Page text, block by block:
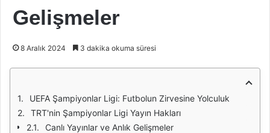
Gelişmeler
8 Aralık 2024 3 dakika okuma süresi
UEFA Şampiyonlar Ligi: Futbolun Zirvesine Yolculuk
TRT'nin Şampiyonlar Ligi Yayın Hakları
Canlı Yayınlar ve Anlık Gelişmeler